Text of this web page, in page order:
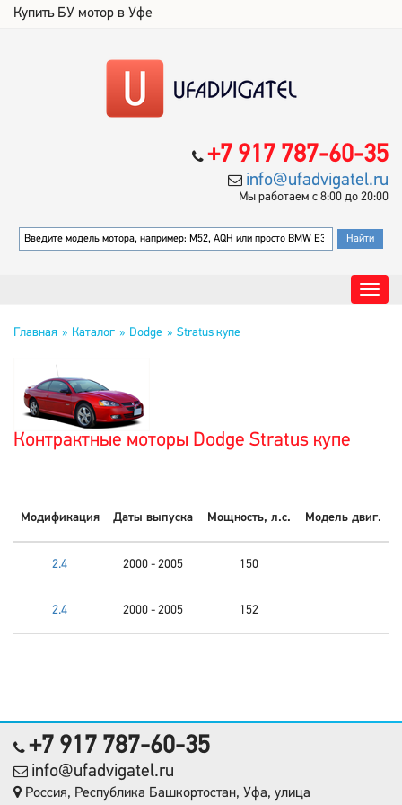
Купить БУ мотор в Уфе
+7 917 787-60-35
info@ufadvigatel.ru
Мы работаем с 8:00 до 20:00
Главная Каталог Dodge Stratus купе
Контрактные моторы Dodge Stratus купе
Модификация Даты выпуска Мощность, л.с. Модель двиг.
2.4 2000 - 2005 150
2.4 2000 - 2005 152
+7 917 787-60-35
info@ufadvigatel.ru
Россия, Республика Башкортостан, Уфа, улица